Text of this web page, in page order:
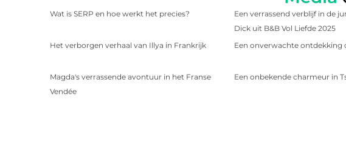
Wat is SERP en hoe werkt het precies?
Een verrassend verblijf in de
Dick uit B&B Vol Liefde 2025
Het verborgen verhaal van Illya in Frankrijk Een onverwachte ontdekking
Magda's verrassende avontuur in het Franse
Vendée
Een onbekende charmeur in